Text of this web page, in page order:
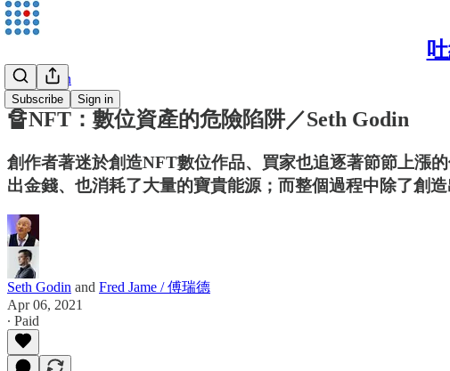
Subscribe Sign in
Seth Godin
🔏NFT：數位資產的危險陷阱／Seth Godin
創作者著迷於創造NFT數位作品、買家也追逐著節節上漲
出金錢、也消耗了大量的寶貴能源；而整個過程中除了創
Seth Godin and Fred Jame / 傅瑞德
Apr 06, 2021
∙ Paid